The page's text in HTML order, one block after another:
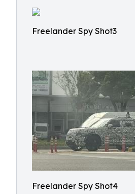
Freelander Spy Shot3
Freelander Spy Shot4